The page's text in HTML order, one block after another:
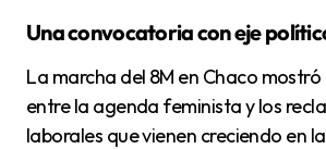
Una convocatoria con eje
La marcha del 8M en Chaco mostró la convergencia
entre la agenda feminista y los
laborales que vienen creciendo en